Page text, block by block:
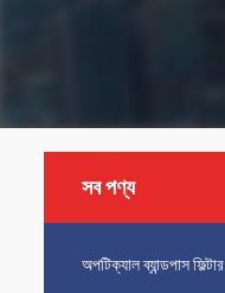
সব পণ্য
অপটিক্যাল ব্যান্ডপাস ফিল্টার